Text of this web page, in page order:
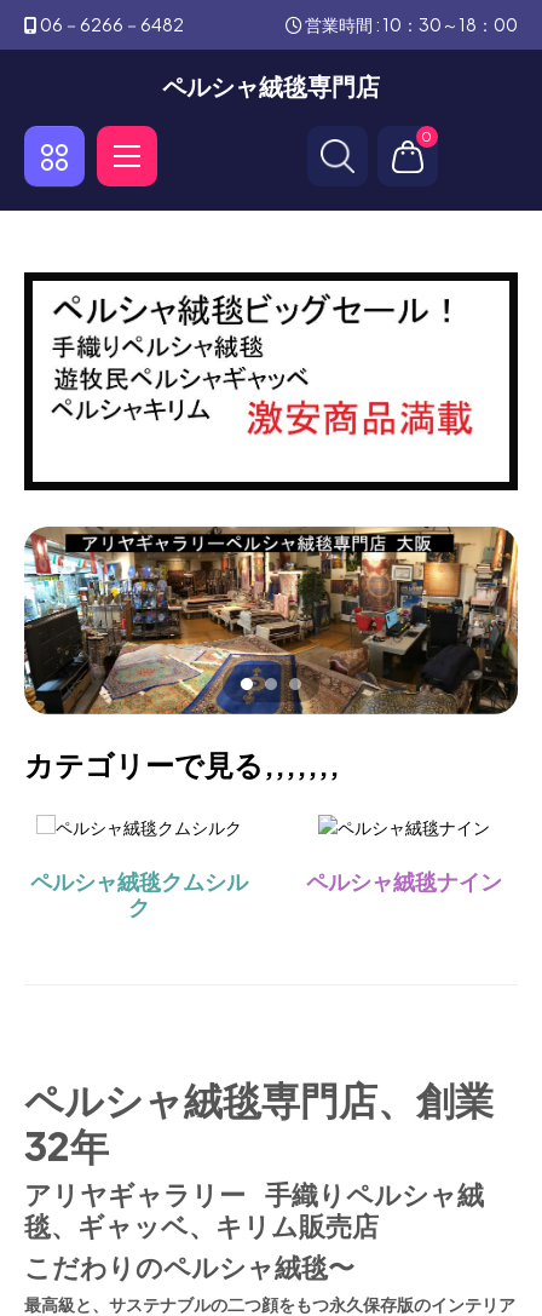
06－6266－6482 営業時間 : 10：30～18：00
ペルシャ絨毯専門店
0
カテゴリーで見る,,,,,,,
ペルシャ絨毯クムシル
ク
ペルシャ絨毯ナイン
ペルシャ絨毯専門店、創業
32年
アリヤギャラリー 手織りペルシャ絨
毯、ギャッベ、キリム販売店
こだわりのペルシャ絨毯〜
​最高級と、サステナブルの二つ顔をもつ永久保存版のインテリア